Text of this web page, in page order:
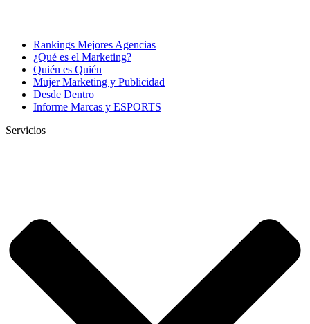
Rankings Mejores Agencias
¿Qué es el Marketing?
Quién es Quién
Mujer Marketing y Publicidad
Desde Dentro
Informe Marcas y ESPORTS
Servicios